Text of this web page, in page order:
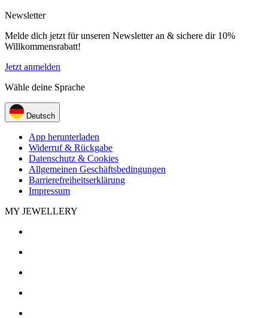
Newsletter
Melde dich jetzt für unseren Newsletter an & sichere dir 10%
Willkommensrabatt!
Jetzt anmelden
Wähle deine Sprache
Deutsch
App herunterladen
Widerruf & Rückgabe
Datenschutz & Cookies
Allgemeinen Geschäftsbedingungen
Barrierefreiheitserklärung
Impressum
MY JEWELLERY